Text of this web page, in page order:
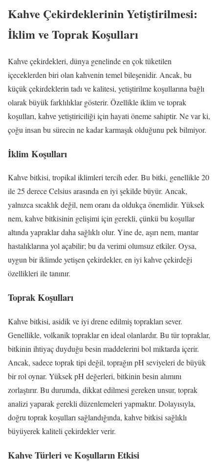
Kahve Çekirdeklerinin Yetiştirilmesi:
İklim ve Toprak Koşulları
Kahve çekirdekleri, dünya genelinde en çok tüketilen
içeceklerden biri olan kahvenin temel bileşenidir. Ancak, bu
küçük çekirdeklerin tadı ve kalitesi, yetiştirilme koşullarına bağlı
olarak büyük farklılıklar gösterir. Özellikle iklim ve toprak
koşulları, kahve yetiştiriciliği için hayati öneme sahiptir. Ne var ki,
çoğu insan bu sürecin ne kadar karmaşık olduğunu pek bilmiyor.
İklim Koşulları
Kahve bitkisi, tropikal iklimleri tercih eder. Bu bitki, genellikle 20
ile 25 derece Celsius arasında en iyi şekilde büyür. Ancak,
yalnızca sıcaklık değil, nem oranı da oldukça önemlidir. Yüksek
nem, kahve bitkisinin gelişimi için gerekli, çünkü bu koşullar
altında yapraklar daha sağlıklı olur. Yine de, aşırı nem, mantar
hastalıklarına yol açabilir; bu da verimi olumsuz etkiler. Oysa,
uygun bir iklimde yetişen çekirdekler, en iyi kahve çekirdeği
özellikleri ile tanınır.
Toprak Koşulları
Kahve bitkisi, asidik ve iyi drene edilmiş toprakları sever.
Genellikle, volkanik topraklar en ideal olanlardır. Bu tür topraklar,
bitkinin ihtiyaç duyduğu besin maddelerini bol miktarda içerir.
Ancak, sadece toprak tipi değil, toprağın pH seviyeleri de büyük
bir rol oynar. Yüksek pH değerleri, bitkinin besin alımını
zorlaştırır. Bu durumda, dikkat edilmesi gereken unsur, toprak
analizi yaparak gerekli düzenlemeleri yapmaktır. Dolayısıyla,
doğru toprak koşulları sağlandığında, kahve bitkisi sağlıklı
büyüyerek kaliteli çekirdekler verir.
Kahve Türleri ve Koşulların Etkisi